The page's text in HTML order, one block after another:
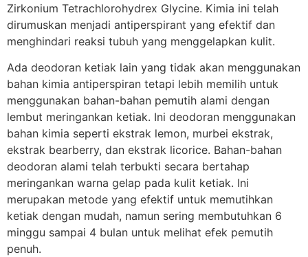
Zirkonium Tetrachlorohydrex Glycine. Kimia ini telah
dirumuskan menjadi antiperspirant yang efektif dan
menghindari reaksi tubuh yang menggelapkan kulit.
Ada deodoran ketiak lain yang tidak akan menggunakan
bahan kimia antiperspiran tetapi lebih memilih untuk
menggunakan bahan-bahan pemutih alami dengan
lembut meringankan ketiak. Ini deodoran menggunakan
bahan kimia seperti ekstrak lemon, murbei ekstrak,
ekstrak bearberry, dan ekstrak licorice. Bahan-bahan
deodoran alami telah terbukti secara bertahap
meringankan warna gelap pada kulit ketiak. Ini
merupakan metode yang efektif untuk memutihkan
ketiak dengan mudah, namun sering membutuhkan 6
minggu sampai 4 bulan untuk melihat efek pemutih
penuh.